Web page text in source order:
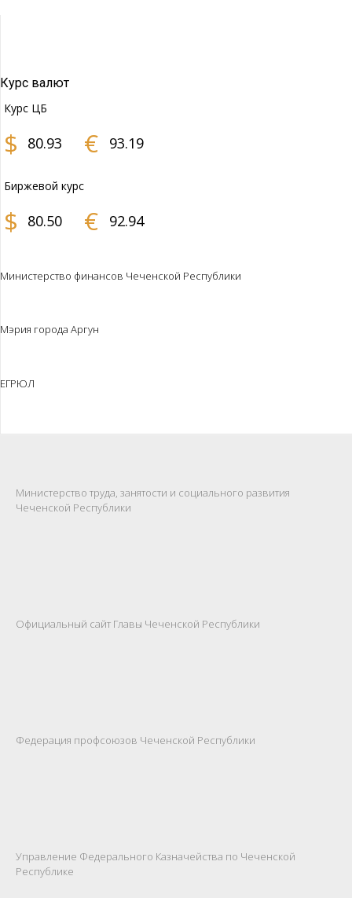
Курс валют
Курс ЦБ
$ 80.93 € 93.19
Биржевой курс
$ 80.50 € 92.94
Министерство финансов Чеченской Республики
Мэрия города Аргун
ЕГРЮЛ
Министерство труда, занятости и социального развития
Чеченской Республики
Официальный сайт Главы Чеченской Республики
Федерация профсоюзов Чеченской Республики
Управление Федерального Казначейства по Чеченской
Республике